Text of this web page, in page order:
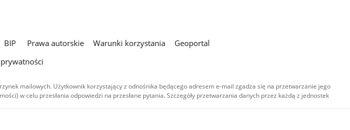
BIP Prawa autorskie Warunki korzystania
Geoportal
mailowych. Użytkownik korzystający z odnośnika będącego adresem e-mail zgadza się na przetwarzanie jego
w celu przesłania odpowiedzi na przesłane pytania. Szczegóły przetwarzania danych przez każdą z jednostek
treści audiowizualnych), są